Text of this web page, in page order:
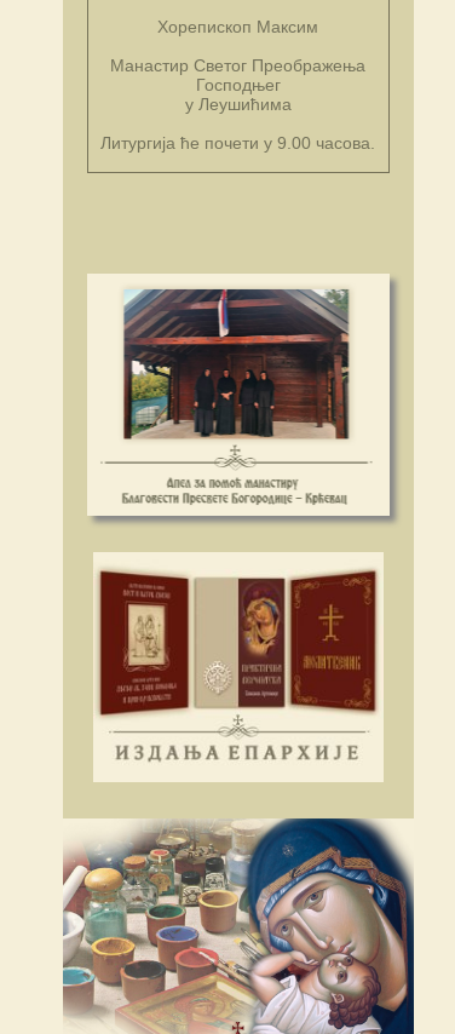
Хорепископ Максим
Манастир Светог Преображења
Господњег
у Леушићима
Литургија ће почети у 9.00 часова.